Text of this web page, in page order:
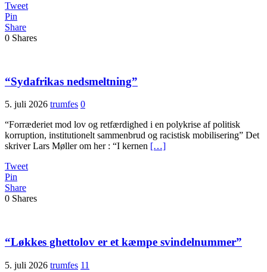
Tweet
Pin
Share
0 Shares
“Sydafrikas nedsmeltning”
5. juli 2026 trumfes 0
“Forræderiet mod lov og retfærdighed i en polykrise af politisk
korruption, institutionelt sammenbrud og racistisk mobilisering” Det
skriver Lars Møller om her : “I kernen […]
Tweet
Pin
Share
0 Shares
“Løkkes ghettolov er et kæmpe svindelnummer”
5. juli 2026 trumfes 11